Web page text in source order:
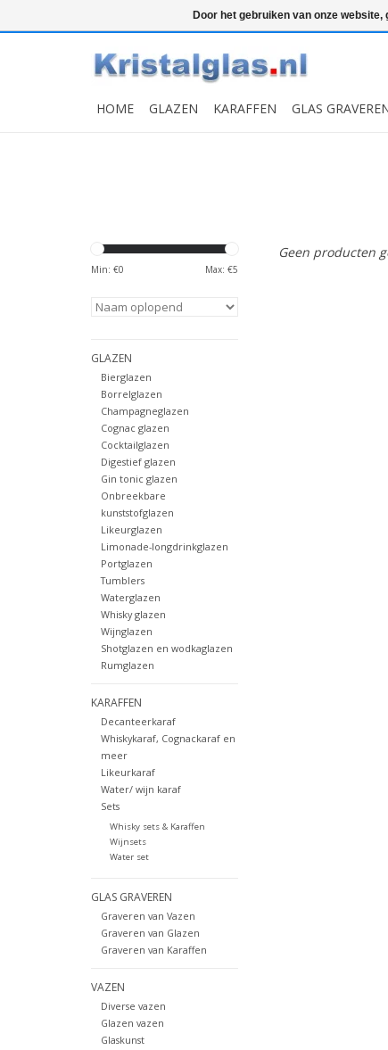
Snelle levering Graveren
HOME GLAZEN KARAFFEN GLAS
Min: €0 Max: €5
GLAZEN
Bierglazen
Borrelglazen
Champagneglazen
Cognac glazen
Cocktailglazen
Digestief glazen
Gin tonic glazen
Onbreekbare
kunststofglazen
Likeurglazen
Limonade-longdrinkglazen
Portglazen
Tumblers
Waterglazen
Whisky glazen
Wijnglazen
Shotglazen en wodkaglazen
Rumglazen
KARAFFEN
Decanteerkaraf
Whiskykaraf, Cognackaraf en
meer
Likeurkaraf
Water/ wijn karaf
Sets
Whisky sets & Karaffen
Wijnsets
Water set
GLAS GRAVEREN
Graveren van Vazen
Graveren van Glazen
Graveren van Karaffen
VAZEN
Diverse vazen
Glazen vazen
Glaskunst
Geen producten
Door het gebruiken van onze